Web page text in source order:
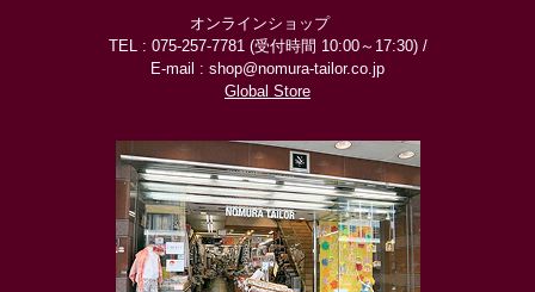
オンラインショップ
TEL : 075-257-7781 (受付時間 10:00～17:30) /
E-mail : shop@nomura-tailor.co.jp
Global Store